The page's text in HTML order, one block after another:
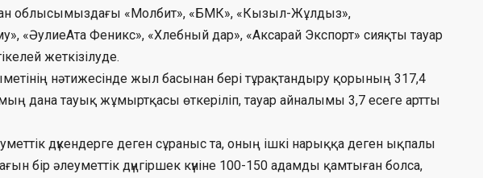
облысымыздағы «Молбит», «БМК», «Кызыл-Жұлдыз»,
«ӘулиеАта Феникс», «Хлебный дар», «Аксарай Экспорт» сияқты тауар
жеткізілуде.
нәтижесінде жыл басынан бері тұрақтандыру қорының 317,4
дана тауық жұмыртқасы өткеріліп, тауар айналымы 3,7 есеге артты
дүкендерге деген сұраныс та, оның ішкі нарыққа деген ықпалы
бір әлеуметтік дүңгіршек күніне 100-150 адамды қамтыған болса,